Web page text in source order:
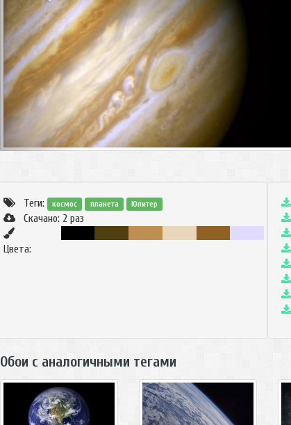
Теги: космос планета Юпитер
Скачано: 2 раз
Цвета:
Обои с аналогичными тегами